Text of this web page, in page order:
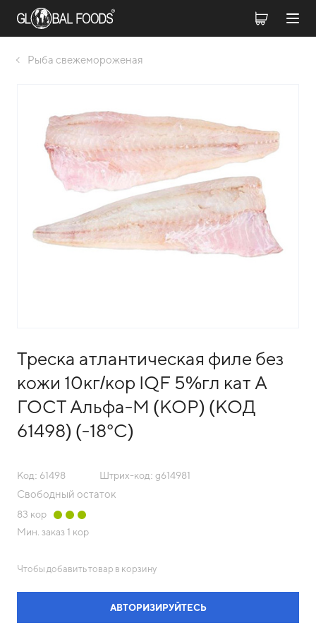
Рыба свежемороженая
Треска атлантическая филе без
кожи 10кг/кор IQF 5%гл кат А
ГОСТ Альфа-М (КОР) (КОД
61498) (-18°С)
Код: 61498 Штрих-код: g614981
Свободный остаток
83 кор
Мин. заказ 1 кор
Чтобы добавить товар в корзину
АВТОРИЗИРУЙТЕСЬ